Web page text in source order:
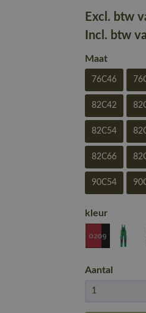
Excl. btw
Incl. btw
Maat
76C46
82C42
82C54
82C66
90C54
kleur
Aantal